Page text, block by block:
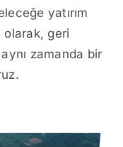
yatırım
olarak, geri
zamanda bir